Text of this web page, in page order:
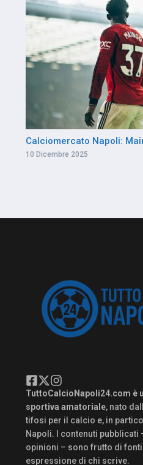
Calciomercato Napoli:
10 Dicembre 2025
TuttoCalcioNapoli24.com è
sportiva amatoriale, nato
tifosi per il calcio e, in
Napoli. I contenuti
opinioni – sono frutto di
espressione di chi scrive.